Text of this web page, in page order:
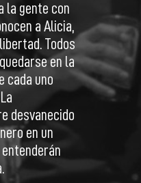
la gente con
a Alicia,
Todos
en la
cada uno
desvanecido
en un